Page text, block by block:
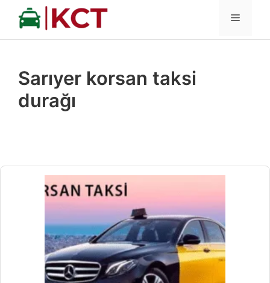
İçeriğe
MENÜ
Sarıyer korsan taksi
durağı